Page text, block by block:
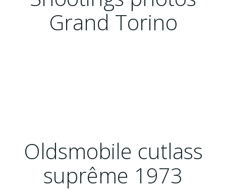
Grand Torino
Oldsmobile cutlass
suprême 1973